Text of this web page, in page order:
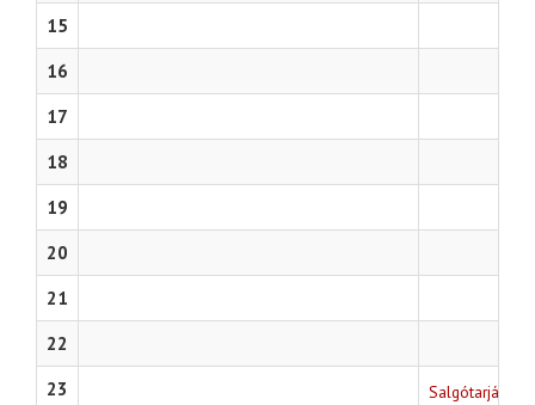
15
16
17
18
19
20
21
22
23
Salgótarján